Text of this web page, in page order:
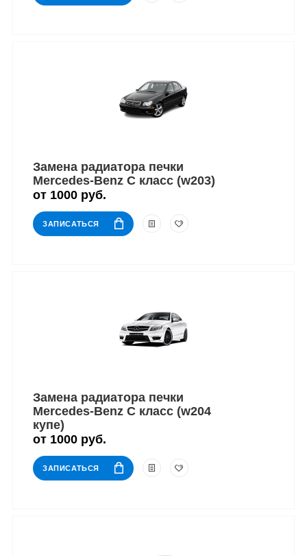
Замена радиатора печки
Mercedes-Benz C класс (w203)
от 1000 руб.
ЗАПИСАТЬСЯ
Замена радиатора печки
Mercedes-Benz C класс (w204
купе)
от 1000 руб.
ЗАПИСАТЬСЯ